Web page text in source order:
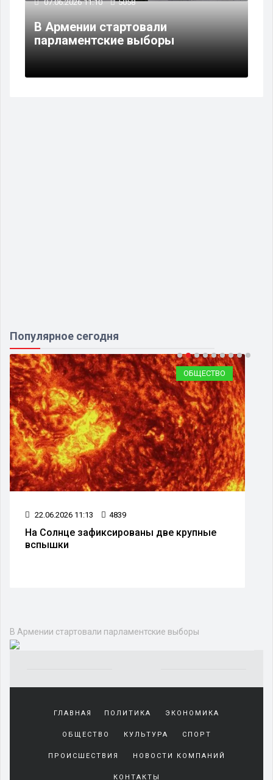
07.06.2026 11:10 5058
В Армении стартовали
парламентские выборы
Популярное сегодня
ОБЩЕСТВО
22.06.2026 11:13 4839
На Солнце зафиксированы две крупные
вспышки
В Армении стартовали парламентские выборы
sürekli
beraber
geçirerek
ГЛАВНАЯ ПОЛИТИКА ЭКОНОМИКА
ОБЩЕСТВО КУЛЬТУРА СПОРТ
ПРОИСШЕСТВИЯ НОВОСТИ КОМПАНИЙ
КОНТАКТЫ